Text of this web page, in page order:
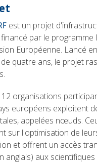
est un projet
par le programme
Européenne. Lancé
quatre ans, le projet
12 organisations
européens exploitent
appelées nœuds.
sur l'optimisation de
et offrent un accès
anglais) aux